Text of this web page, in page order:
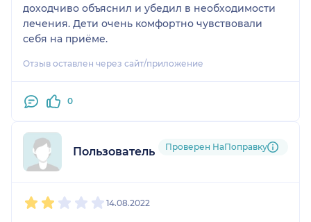
доходчиво объяснил и убедил в необходимости
лечения. Дети очень комфортно чувствовали
себя на приёме.
Отзыв оставлен через сайт/приложение
0
Пользователь НаПоправку
Проверен НаПоправку
14.08.2022